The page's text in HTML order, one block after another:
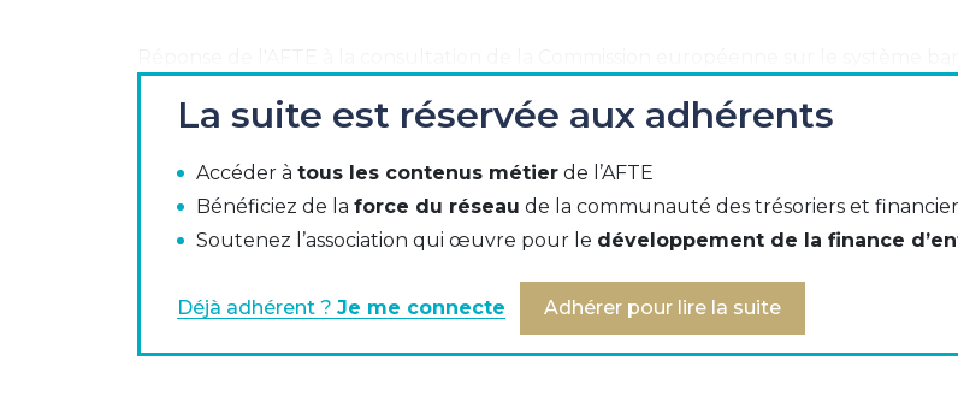
L’AFTE se félicite de l’examen par la Commission européenne du rôle et de
finance dite «parallèle » et que la Commission donne l’occasion de participer au
premier lieu, l’AFTE rappelle que les établissements de crédit n’ont pas
nécessairement ou réglementairement, un monopole absolu en matière d’opérations
type bancaire », définition d’ailleurs floue et sujette à variation selon la période,
La suite est réservée aux adhérents
Accéder à tous les contenus métier de l’AFTE
Bénéficiez de la force du réseau de la communauté des trésoriers et
Soutenez l’association qui œuvre pour le développement de la finance
Déjà adhérent ? Je me connecte Adhérer pour lire la suite